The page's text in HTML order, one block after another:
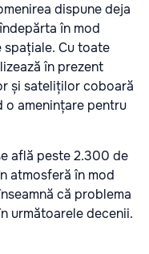
dispune deja
în mod
Cu toate
în prezent
și sateliților coboară
o amenințare pentru
află peste 2.300 de
atmosferă în mod
că problema
următoarele decenii.